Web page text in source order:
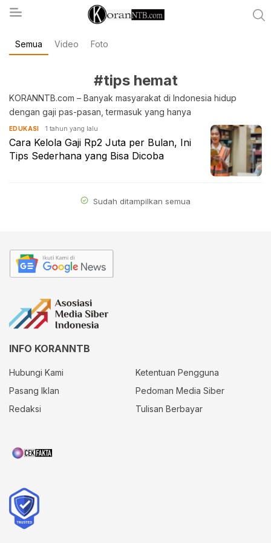
koranntb.com
Semua Video Foto
#tips hemat
KORANNTB.com – Banyak masyarakat di Indonesia hidup
dengan gaji pas-pasan, termasuk yang hanya
EDUKASI 1 tahun yang lalu
Cara Kelola Gaji Rp2 Juta per Bulan, Ini
Tips Sederhana yang Bisa Dicoba
Sudah ditampilkan semua
INFO KORANNTB
Hubungi Kami
Ketentuan Pengguna
Pasang Iklan
Pedoman Media Siber
Redaksi
Tulisan Berbayar